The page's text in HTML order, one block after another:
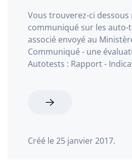
Vous trouverez-ci dessous
communiqué sur les
associé envoyé au
Communiqué - une
Autotests : Rapport -
Créé le 25 janvier 2017.